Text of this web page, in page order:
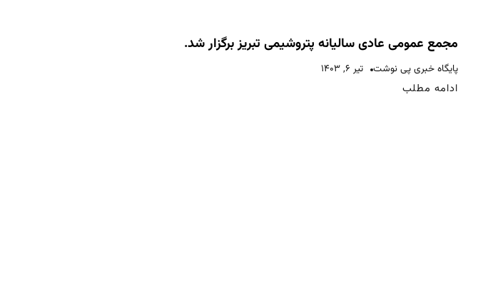
مجمع عمومی عادی سالیانه پتروشیمی تبریز برگزار شد.
پایگاه خبری پی نوشت تیر ۶, ۱۴۰۳
ادامه مطلب